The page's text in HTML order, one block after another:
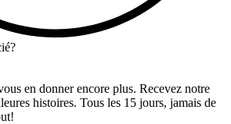
en donner encore plus. Recevez notre
histoires. Tous les 15 jours, jamais de